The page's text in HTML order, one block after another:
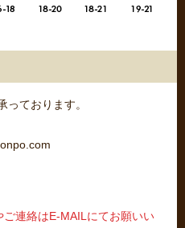
っております。
連絡はE-MAILにてお願いい